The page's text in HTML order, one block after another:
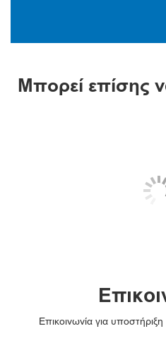
Μπορεί επίσης
Επικοινωνία για